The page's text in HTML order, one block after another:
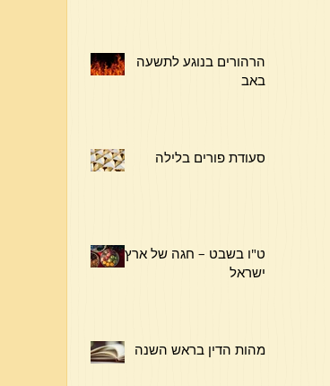
הרהורים בנוגע לתשעה
באב
סעודת פורים בלילה
ט"ו בשבט – חגה של ארץ
ישראל
מהות הדין בראש השנה